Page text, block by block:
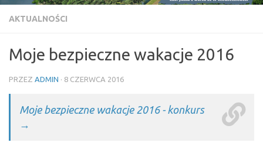
AKTUALNOŚCI
Moje bezpieczne wakacje 2016
PRZEZ ADMIN · 8 CZERWCA 2016
Moje bezpieczne wakacje 2016 - konkurs
→